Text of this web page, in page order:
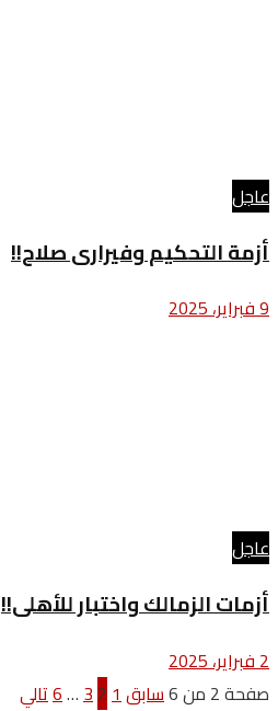
عاجل
أزمة التحكيم وفيرارى صلاح!!
9 فبراير، 2025
عاجل
أزمات الزمالك واختبار للأهلى!!
2 فبراير، 2025
صفحة 2 من 6
سابق1
2
3
…
6تالي